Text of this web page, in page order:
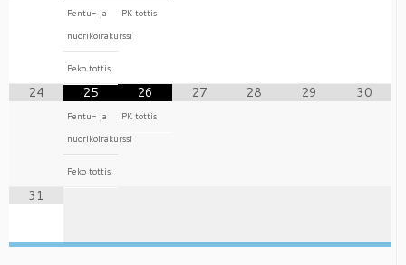
Pentu- ja
nuorikoirakurssi
Peko tottis
PK tottis
24 25
Pentu- ja
nuorikoirakurssi
Peko tottis
26
PK tottis
27 28 29 30
31